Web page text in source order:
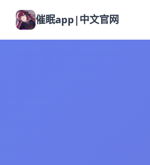
催眠app|中文官网